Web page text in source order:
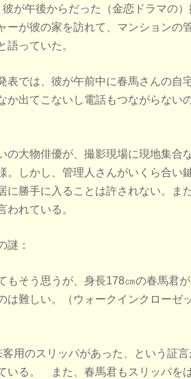
が午後からだった（金恋ドラマの
ーが彼の家を訪れて、マンションの
語っていた。
表では、彼が午前中に春馬さんの自
か出てこないし電話もつながらない
の大物俳優が、撮影現場に現地集合
。しかし、管理人さんがいくら合い
に勝手に入ることは許されない。ま
われている。
謎：
もそう思うが、身長178㎝の春馬君
は難しい。（ウォークインクローゼ
用のスリッパがあった、という証
いる。 また、春馬君もスリッパを